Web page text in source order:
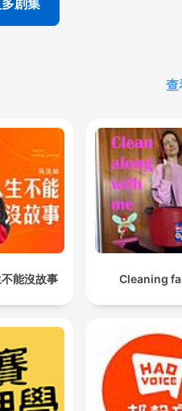
剧集
查
能沒故事 Cleaning